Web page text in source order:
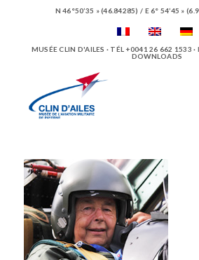
N 46°50’35 » (46.84285) / E 6° 54’45 »
MUSÉE CLIN D'AILES · TÉL +0041 26 662 1533 ·
DOWNLOADS